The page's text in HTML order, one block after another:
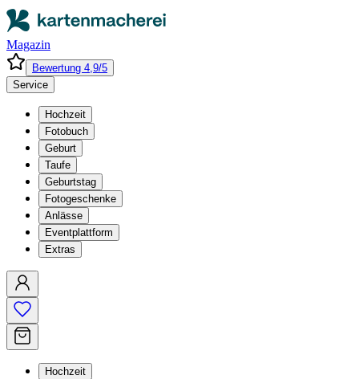
Magazin
Bewertung 4,9/5
Service
Hochzeit
Fotobuch
Geburt
Taufe
Geburtstag
Fotogeschenke
Anlässe
Eventplattform
Extras
Hochzeit